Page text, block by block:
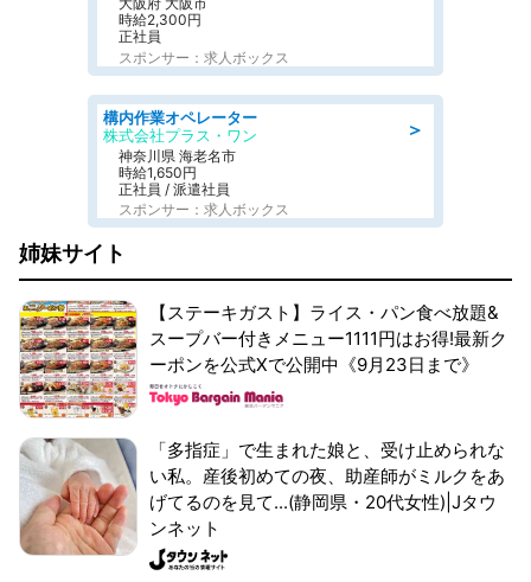
時給2,300円
正社員
スポンサー：求人ボックス
＞
構内作業オペレーター
株式会社プラス・ワン
神奈川県 海老名市
時給1,650円
正社員 / 派遣社員
スポンサー：求人ボックス
姉妹サイト
【ステーキガスト】ライス・パン食べ放題&
スープバー付きメニュー1111円はお得!最新ク
ーポンを公式Xで公開中《9月23日まで》
「多指症」で生まれた娘と、受け止められな
い私。産後初めての夜、助産師がミルクをあ
げてるのを見て...(静岡県・20代女性)|Jタウ
ンネット